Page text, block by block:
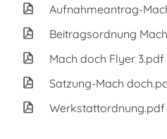
Aufnahmeantrag-
Beitragsordnung
Mach doch Flyer 3.pdf
Satzung-Mach
Werkstattordnung.pdf